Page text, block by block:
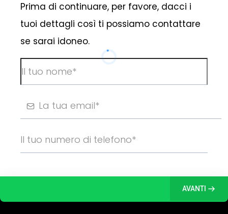
Prima di continuare, per favore, dacci i
tuoi dettagli così ti possiamo contattare
se sarai idoneo.
AVANTI